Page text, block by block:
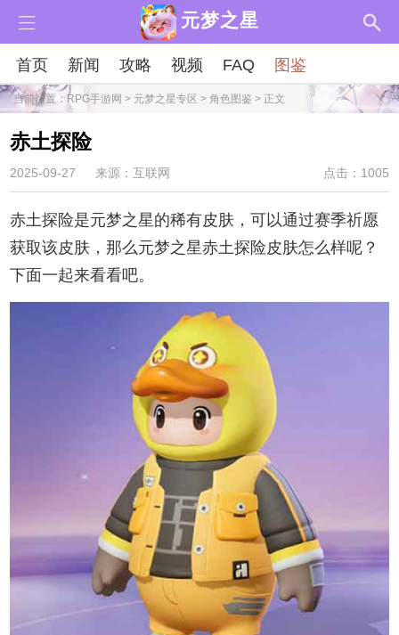
元梦之星
首页 新闻 攻略 视频 FAQ 图鉴
当前位置：RPG手游网 > 元梦之星专区 > 角色图鉴 > 正文
赤土探险
2025-09-27 来源：互联网 点击：1005
赤土探险是元梦之星的稀有皮肤，可以通过赛季祈愿
获取该皮肤，那么元梦之星赤土探险皮肤怎么样呢？
下面一起来看看吧。